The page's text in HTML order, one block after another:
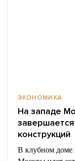
ЭКОНОМИКА
На западе
конструкций
В клубном доме